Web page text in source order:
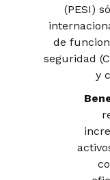
(PESI)
de
seguridad
y